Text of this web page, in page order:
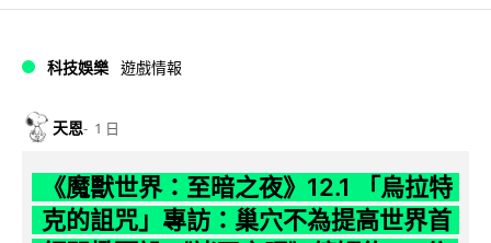
科技娛樂 遊戲情報
天恩 1 日
《魔獸世界：至暗之夜》12.1 「烏拉特
克的詛咒」專訪：巢穴不為提高世界首